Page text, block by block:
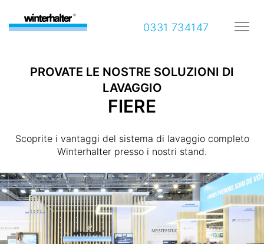
0331 734147
PROVATE LE NOSTRE SOLUZIONI DI
LAVAGGIO
FIERE
Scoprite i vantaggi del sistema di lavaggio completo
Winterhalter presso i nostri stand.